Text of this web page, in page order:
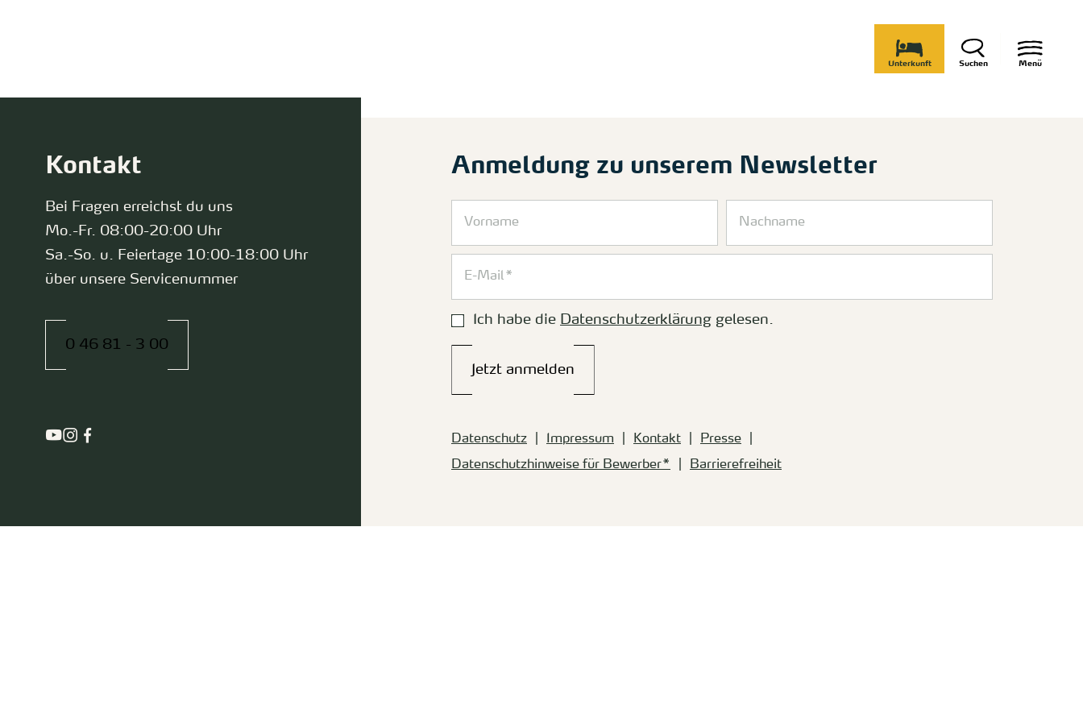
Menü
Suchen
Unterkunft
Anmeldung zu unserem Newsletter
Ich habe die Datenschutzerklärung gelesen.
Jetzt anmelden
Datenschutz Impressum Kontakt
Presse
Datenschutzhinweise für Bewerber*
Barrierefreiheit
Kontakt
Bei Fragen erreichst du uns
Mo.-Fr. 08:00-20:00 Uhr
Sa.-So. u. Feiertage 10:00-18:00 Uhr
über unsere Servicenummer
0 46 81 - 3 00